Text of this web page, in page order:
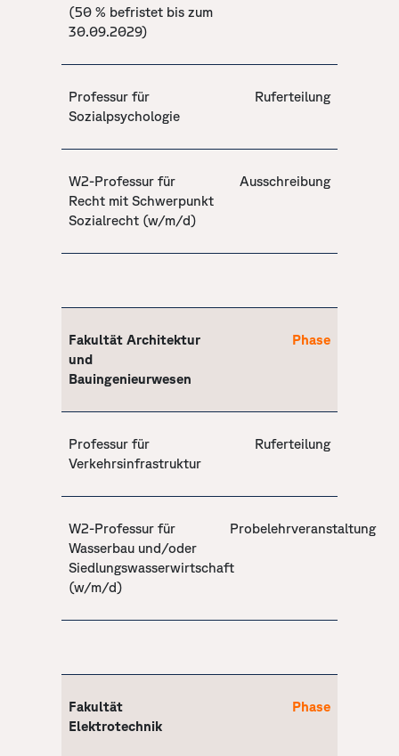
(50 % befristet bis zum
30.09.2029)
Professur für
Sozialpsychologie
Ruferteilung
W2-Professur für
Recht mit Schwerpunkt
Sozialrecht (w/m/d)
Ausschreibung
Fakultät Architektur
und
Bauingenieurwesen
Phase
Professur für
Verkehrsinfrastruktur
Ruferteilung
W2-Professur für
Wasserbau und/oder
Siedlungswasserwirtschaft
(w/m/d)
Probelehrveranstaltung
Fakultät
Elektrotechnik
Phase